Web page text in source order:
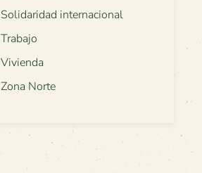
Solidaridad internacional
Trabajo
Vivienda
Zona Norte